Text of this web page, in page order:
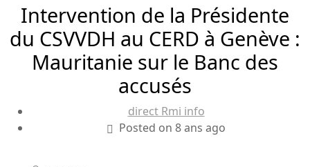
Intervention de la Présidente
du CSVVDH au CERD à Genève :
Mauritanie sur le Banc des
accusés
direct Rmi info
Posted on 8 ans ago